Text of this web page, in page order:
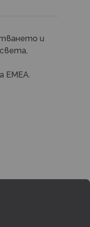
и
EMEA.